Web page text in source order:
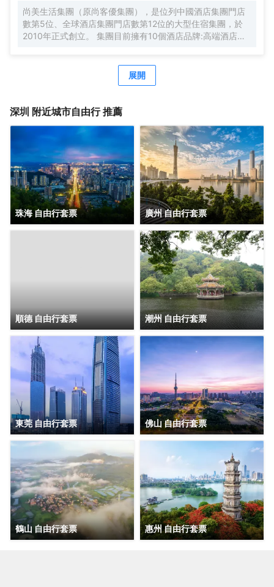
尚美生活集團（原尚客優集團），是位列中國酒店集團門店
數第5位、全球酒店集團門店數第12位的大型住宿集團，於
2010年正式創立。 集團目前擁有10個酒店品牌:高端酒店品
牌花美時、公寓品牌LIPPO公社。尚美生活旗下酒店超過
3500家（含在營店和籌建店），現已覆蓋全國31個省293座
團，尚美生活憑藉創新的商業模式、強大的品牌優勢和專業
創、共享大住宿共同體。未來，集團將不斷探索住宿業與互
聯網的結合、與新生活方式的結合，致力於成為全球領先的
生活服務連鎖平台，引領新尚美好生活。
展開
深圳 附近城市自由行 推薦
珠海 自由行套票 廣州 自由行套票
順德 自由行套票 潮州 自由行套票
東莞 自由行套票 佛山 自由行套票
鶴山 自由行套票 惠州 自由行套票